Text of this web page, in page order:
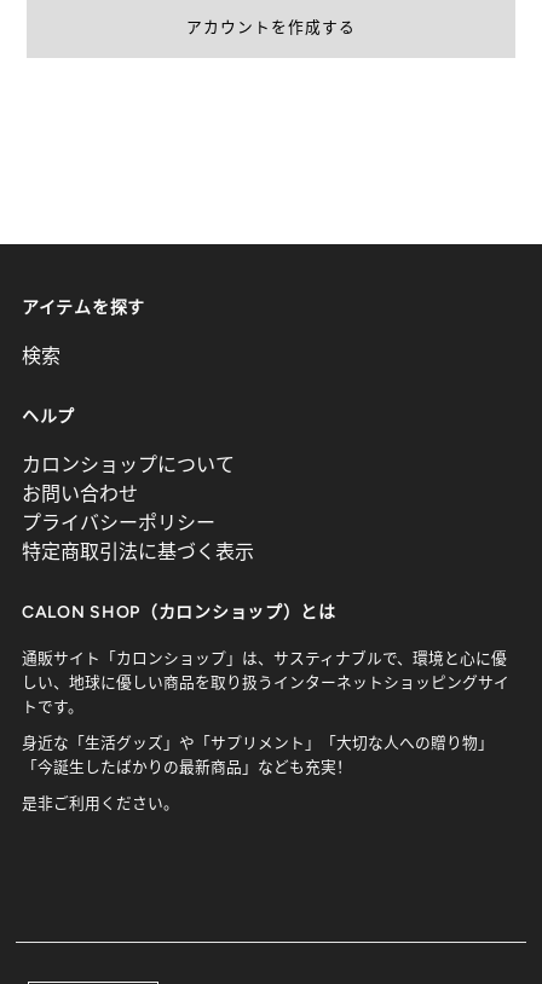
アカウントを作成する
アイテムを探す
検索
ヘルプ
カロンショップについて
お問い合わせ
プライバシーポリシー
特定商取引法に基づく表示
CALON SHOP（カロンショップ）とは
通販サイト「カロンショップ」は、サスティナブルで、環境と心に優
しい、地球に優しい商品を取り扱うインターネットショッピングサイ
トです。
身近な「生活グッズ」や「サプリメント」「大切な人への贈り物」
「今誕生したばかりの最新商品」なども充実！
是非ご利用ください。